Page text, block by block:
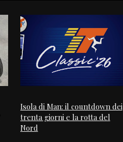
Isola di Man: il countdown dei
trenta giorni e la rotta del
Nord